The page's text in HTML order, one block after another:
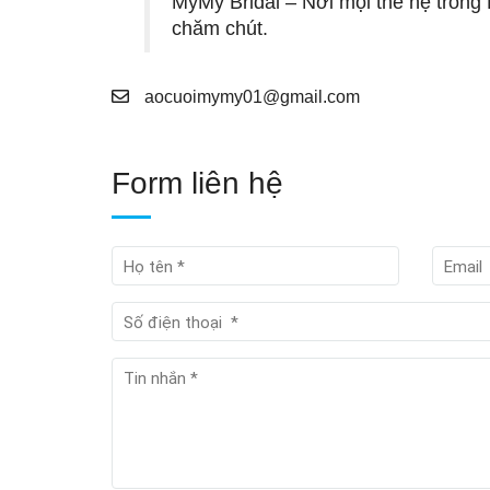
chăm chút.
aocuoimymy01@gmail.com
Form liên hệ